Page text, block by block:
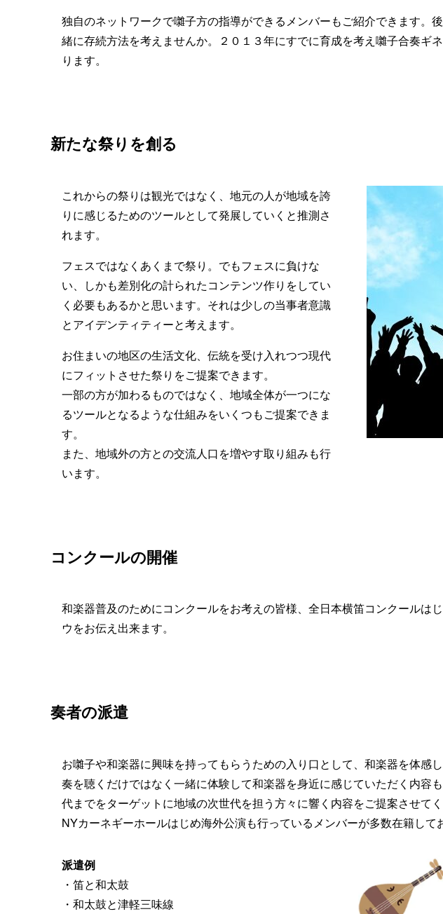
独自のネットワークで囃子方の指導ができるメンバーもご紹介できます。
緒に存続方法を考えませんか。２０１３年にすでに育成を考え囃子合奏ギ
ります。
新たな祭りを創る
これからの祭りは観光ではなく、地元の人が地域を誇
りに感じるためのツールとして発展していくと推測さ
れます。
フェスではなくあくまで祭り。でもフェスに負けな
い、しかも差別化の計られたコンテンツ作りをしてい
く必要もあるかと思います。それは少しの当事者意識
とアイデンティティーと考えます。
お住まいの地区の生活文化、伝統を受け入れつつ現代
にフィットさせた祭りをご提案できます。
一部の方が加わるものではなく、地域全体が一つにな
るツールとなるような仕組みをいくつもご提案できま
す。
また、地域外の方との交流人口を増やす取り組みも行
います。
コンクールの開催
和楽器普及のためにコンクールをお考えの皆様、全日本横笛コンクールは
ウをお伝え出来ます。
奏者の派遣
お囃子や和楽器に興味を持ってもらうための入り口として、和楽器を体感
奏を聴くだけではなく一緒に体験して和楽器を身近に感じていただく内容
代までをターゲットに地域の次世代を担う方々に響く内容をご提案させて
NYカーネギーホールはじめ海外公演も行っているメンバーが多数在籍して
派遣例
・笛と和太鼓
・和太鼓と津軽三味線